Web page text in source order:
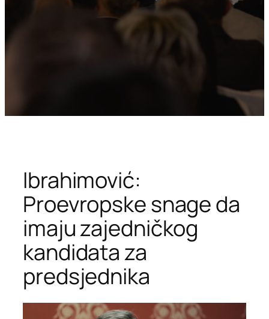
Ibrahimović:
Proevropske snage da
imaju zajedničkog
kandidata za
predsjednika